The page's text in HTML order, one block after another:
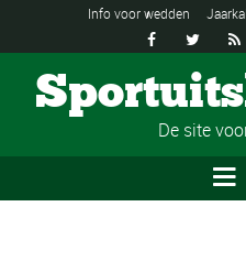
Info voor wedden
  
De site